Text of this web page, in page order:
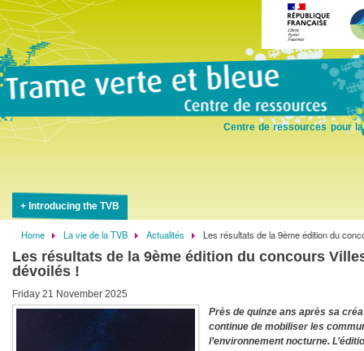
Centre de ressources pour
Introducing the TVB
Breadcrumb
Home La vie de la TVB Actualités Les résultats de la 9ème édition du
Les résultats de la 9ème édition du concours
dévoilés !
Friday 21 November 2025
Près de quinze ans après sa
continue de mobiliser les
l’environnement nocturne.